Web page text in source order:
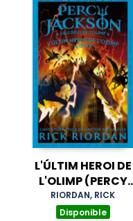
L'ÚLTIM HEROI DE
L'OLIMP (PERCY
JACKSON I ELS DÉUS
DE L'OLIMP 5)
RIORDAN, RICK
Disponible